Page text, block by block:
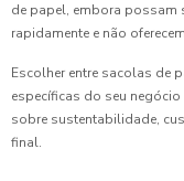
de papel, embora possam
rapidamente e não
Escolher entre sacolas de
específicas do seu
sobre sustentabilidade,
final.